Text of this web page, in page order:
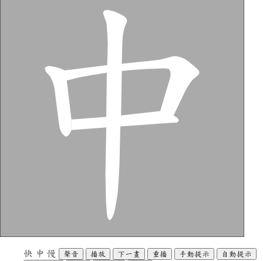
快 中 慢 聲音 播放 下一畫 重播 手動提示 自動提示